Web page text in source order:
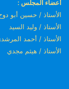
أعضاء المجلس :
الأستاذ / حسين أبو
الأستاذ / وليد السيد
الأستاذ / أحمد
الأستاذ / هيثم مجدي